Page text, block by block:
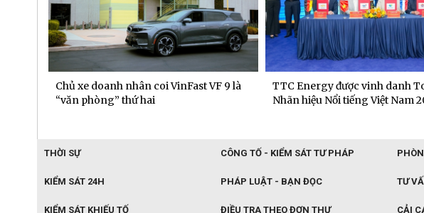
Chủ xe doanh nhân coi VinFast VF 9 là
“văn phòng” thứ hai
TTC Energy được vinh danh
Nhãn hiệu Nổi tiếng Việt Nam
THỜI SỰ CÔNG TỐ - KIỂM SÁT TƯ PHÁP
KIỂM SÁT 24H PHÁP LUẬT - BẠN ĐỌC TƯ
KIỂM SÁT KHIẾU TỐ ĐIỀU TRA THEO ĐƠN THƯ CẢI